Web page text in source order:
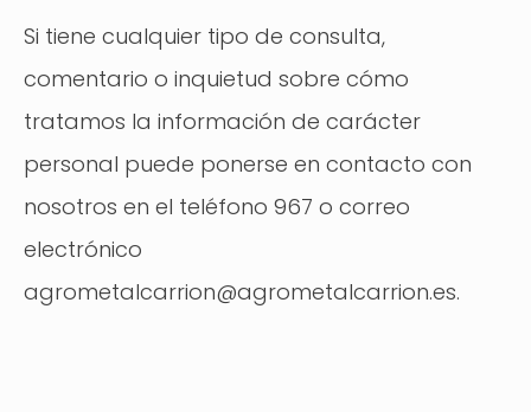
Si tiene cualquier tipo de consulta,
comentario o inquietud sobre cómo
tratamos la información de carácter
personal puede ponerse en contacto con
nosotros en el teléfono 967 o correo
electrónico
agrometalcarrion@agrometalcarrion.es.